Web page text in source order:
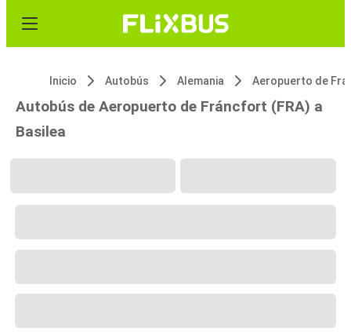
Inicio Autobús Alemania
Autobús de Aeropuerto de Fráncfort (FRA) a
Basilea